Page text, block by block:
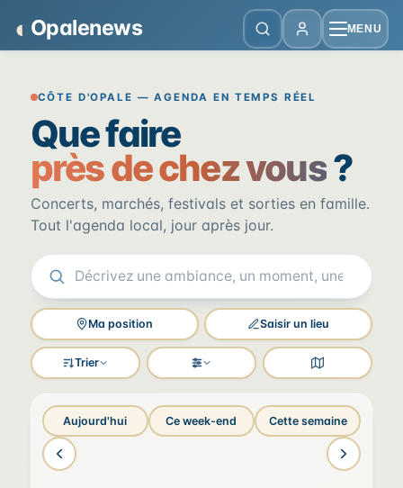
◐ Opalenews MENU
Opalenews — Événements de la
CÔTE D'OPALE — AGENDA EN TEMPS RÉEL
Que faire
près de chez vous?
Concerts, marchés, festivals et sorties en famille.
Tout l'agenda local, jour après jour.
Ma position Saisir un lieu
Trier Filtres Voir la carte
Aujourd'hui Ce week-end Cette semaine